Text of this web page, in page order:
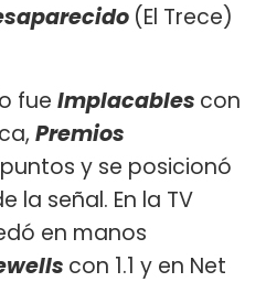
(El Trece)
fue Implacables con
Premios
y se posicionó
la señal. En la TV
en manos
con 1.1 y en Net